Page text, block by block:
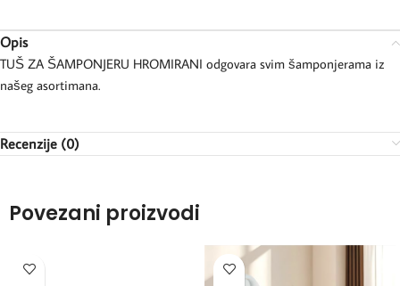
Opis
TUŠ ZA ŠAMPONJERU HROMIRANI odgovara svim šamponjerama iz
našeg asortimana.
Recenzije (0)
Povezani proizvodi